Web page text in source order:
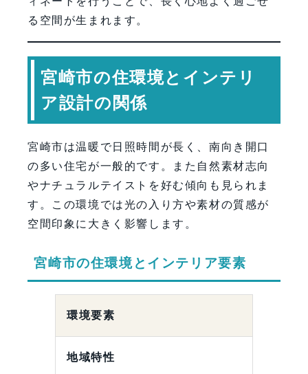
る空間が生まれます。
宮崎市の住環境とインテリ
ア設計の関係
宮崎市は温暖で日照時間が長く、南向き開口
の多い住宅が一般的です。また自然素材志向
やナチュラルテイストを好む傾向も見られま
す。この環境では光の入り方や素材の質感が
空間印象に大きく影響します。
宮崎市の住環境とインテリア要素
環境要素
地域特性